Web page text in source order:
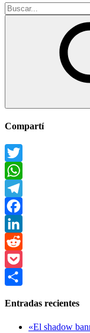
Buscar:
Compartí
Twitter
WhatsApp
Telegram
Facebook
LinkedIn
Reddit
Pocket
Entradas recientes
«El shadow